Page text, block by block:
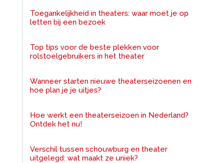
Toegankelijkheid in theaters: waar moet je op
letten bij een bezoek
Top tips voor de beste plekken voor
rolstoelgebruikers in het theater
Wanneer starten nieuwe theaterseizoenen en
hoe plan je je uitjes?
Hoe werkt een theaterseizoen in Nederland?
Ontdek het nu!
Verschil tussen schouwburg en theater
uitgelegd: wat maakt ze uniek?